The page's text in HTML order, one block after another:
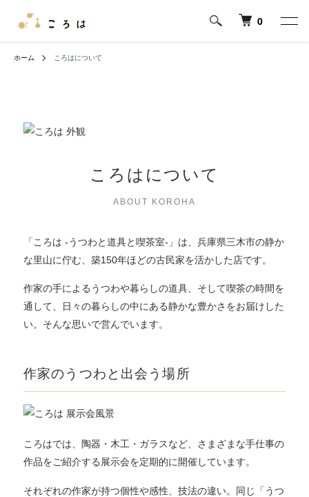
0
ホーム ころはについて
ころはについて
ABOUT KOROHA
「ころは -うつわと道具と喫茶室-」は、兵庫県三木市の静か
な里山に佇む、築150年ほどの古民家を活かした店です。
作家の手によるうつわや暮らしの道具、そして喫茶の時間を
通して、日々の暮らしの中にある静かな豊かさをお届けした
い。そんな思いで営んでいます。
作家のうつわと出会う場所
ころはでは、陶器・木工・ガラスなど、さまざまな手仕事の
作品をご紹介する展示会を定期的に開催しています。
それぞれの作家が持つ個性や感性、技法の違い。同じ「うつ